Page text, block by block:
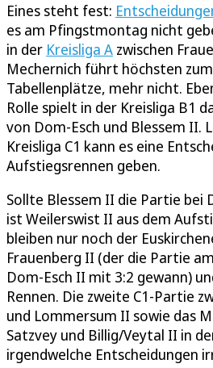
Eines steht fest:
es am Pfingstmontag nicht
in der Kreisliga A zwischen
Mechernich führt höchsten
Tabellenplätze, mehr nicht.
Rolle spielt in der Kreisliga B1
von Dom-Esch und Blessem II.
Kreisliga C1 kann es eine
Aufstiegsrennen geben.
Sollte Blessem II die Partie bei
ist Weilerswist II aus dem
bleiben nur noch der
Frauenberg II (der die Partie
Dom-Esch II mit 3:2 gewann)
Rennen. Die zweite C1-Partie
und Lommersum II sowie das
Satzvey und Billig/Veytal II in
irgendwelche Entscheidungen